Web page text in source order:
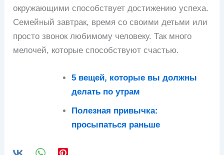
окружающими способствует достижению успеха.
Семейный завтрак, время со своими детьми или
просто звонок любимому человеку. Так много
мелочей, которые способствуют счастью.
5 вещей, которые вы должны
делать по утрам
Полезная привычка:
просыпаться раньше